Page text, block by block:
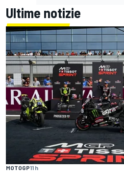
Ultime notizie
MOTOGP11 h